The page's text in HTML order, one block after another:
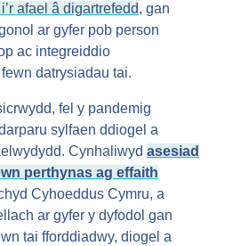
afael â digartrefedd, gan
ar gyfer pob person
ac integreiddio
datrysiadau tai.
fel y pandemig
sylfaen ddiogel a
Cynhaliwyd asesiad
perthynas ag effaith
Cyhoeddus Cymru, a
ar gyfer y dyfodol gan
tai fforddiadwy, diogel a